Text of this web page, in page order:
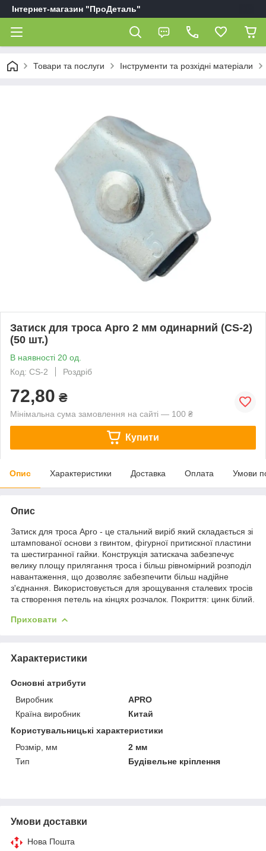
Інтернет-магазин "ПроДеталь"
Товари та послуги Інструменти та розхідні матеріали
Затиск для троса Apro 2 мм одинарний (CS-2)
(50 шт.)
В наявності 20 од.
Код: CS-2
Роздріб
72,80 ₴
Мінімальна сума замовлення на сайті — 100 ₴
Купити
Опис Характеристики Доставка Оплата Умови
Опис
Затиск для троса Apro - це стальний виріб який складається зі
штампованої основи з гвинтом, фігурної притискної пластини
та шестигранної гайки. Конструкція затискача забезпечує
велику площу прилягання троса і більш рівномірний розподіл
навантаження, що дозволяє забезпечити більш надійне
з'єднання. Використовується для зрощування сталевих тросів
та створення петель на кінцях розчалок. Покриття: цинк білий.
Приховати
Характеристики
Основні атрибути
Виробник
APRO
Країна виробник
Китай
Користувальницькі характеристики
Розмір, мм
2 мм
Тип
Будівельне кріплення
Умови доставки
Нова Пошта